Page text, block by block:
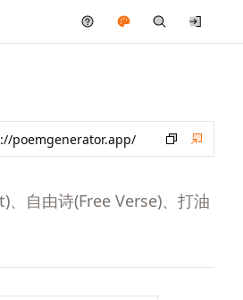
自由诗(Free Verse)、打油